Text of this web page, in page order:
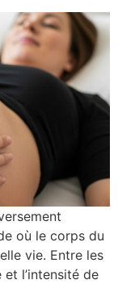
où le corps du
vie. Entre les
l’intensité de